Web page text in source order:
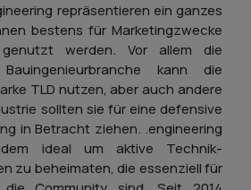
repräsentieren ein ganzes
bestens für Marketingzwecke
werden. Vor allem die
kann die
TLD nutzen, aber auch andere
sollten sie für eine defensive
in Betracht ziehen. .engineering
ideal um aktive Technik-
zu beheimaten, die essenziell für